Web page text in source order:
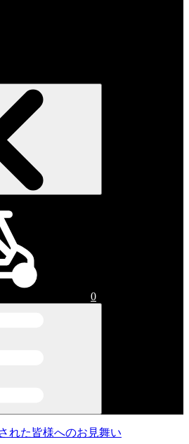
0
れた皆様へのお見舞い